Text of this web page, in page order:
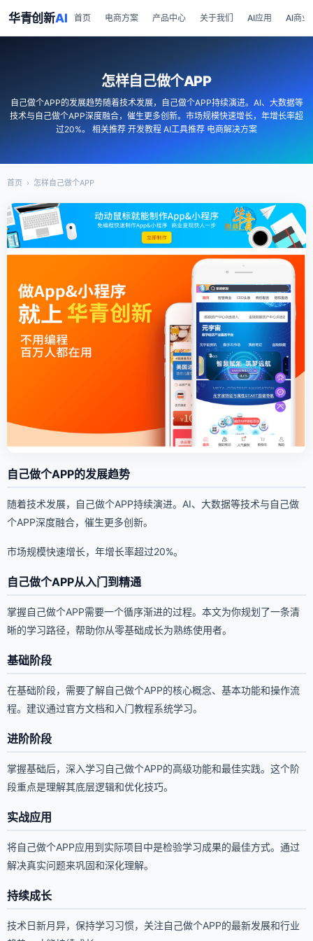
华青创新AI 首页 电商方案 产品中心 关于我们 AI应用 AI商业
怎样自己做个APP
自己做个APP的发展趋势随着技术发展，自己做个APP持续演进。AI、大数据等
技术与自己做个APP深度融合，催生更多创新。市场规模快速增长，年增长率超
过20%。 相关推荐 开发教程 AI工具推荐 电商解决方案
首页 › 怎样自己做个APP
自己做个APP的发展趋势
随着技术发展，自己做个APP持续演进。AI、大数据等技术与自己做
个APP深度融合，催生更多创新。
市场规模快速增长，年增长率超过20%。
自己做个APP从入门到精通
掌握自己做个APP需要一个循序渐进的过程。本文为你规划了一条清
晰的学习路径，帮助你从零基础成长为熟练使用者。
基础阶段
在基础阶段，需要了解自己做个APP的核心概念、基本功能和操作流
程。建议通过官方文档和入门教程系统学习。
进阶阶段
掌握基础后，深入学习自己做个APP的高级功能和最佳实践。这个阶
段重点是理解其底层逻辑和优化技巧。
实战应用
将自己做个APP应用到实际项目中是检验学习成果的最佳方式。通过
解决真实问题来巩固和深化理解。
持续成长
技术日新月异，保持学习习惯，关注自己做个APP的最新发展和行业